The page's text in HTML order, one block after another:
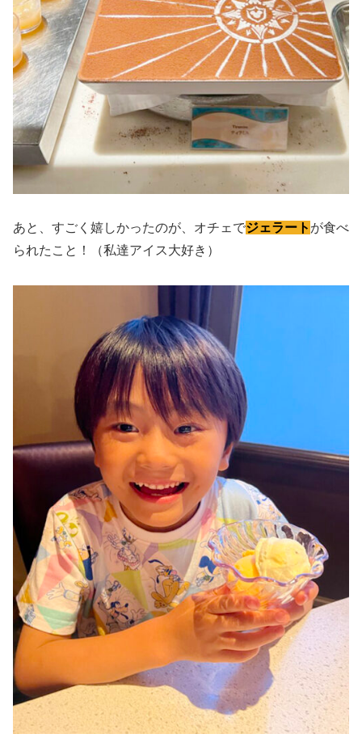
あと、すごく嬉しかったのが、オチェでジェラート が食べ
られたこと！（私達アイス大好き）